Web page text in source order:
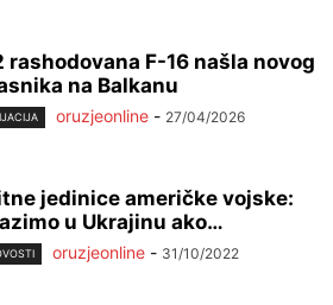
rashodovana F-16 našla novog
na Balkanu
oruzjeonline - 27/04/2026
jedinice američke vojske:
u Ukrajinu ako…
oruzjeonline - 31/10/2022